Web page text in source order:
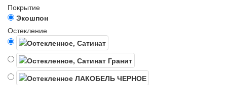
Покрытие
Экошпон
Остекление